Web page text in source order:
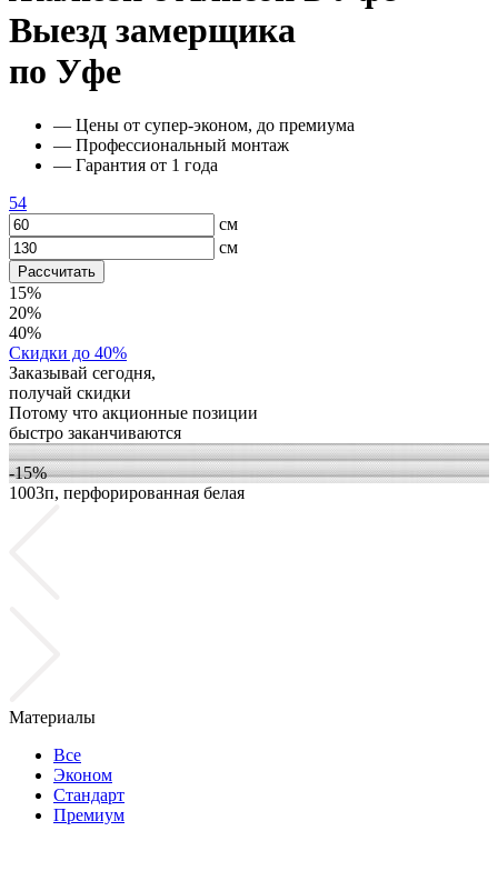
Выезд замерщика
по Уфе
— Цены от супер-эконом, до премиума
— Профессиональный монтаж
— Гарантия от 1 года
54
см
см
Рассчитать
15%
20%
40%
Скидки до 40%
Заказывай сегодня,
получай скидки
Потому что акционные позиции
быстро заканчиваются
-15%
1003п, перфорированная белая
Материалы
Все
Эконом
Стандарт
Премиум